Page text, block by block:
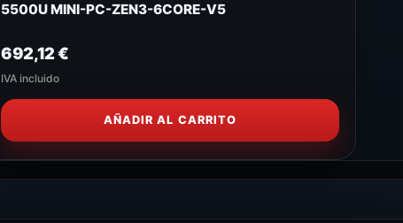
5500U MINI-PC-ZEN3-6CORE-V5
692,12€
IVA incluido
AÑADIR AL CARRITO